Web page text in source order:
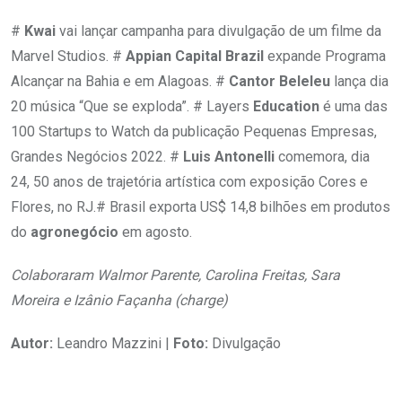
# Kwai vai lançar campanha para divulgação de um filme da
Marvel Studios. # Appian Capital Brazil expande Programa
Alcançar na Bahia e em Alagoas. # Cantor Beleleu lança dia
20 música “Que se exploda”. # Layers Education é uma das
100 Startups to Watch da publicação Pequenas Empresas,
Grandes Negócios 2022. # Luis Antonelli comemora, dia
24, 50 anos de trajetória artística com exposição Cores e
Flores, no RJ.# Brasil exporta US$ 14,8 bilhões em produtos
do agronegócio em agosto.
Colaboraram Walmor Parente, Carolina Freitas, Sara
Moreira e Izânio Façanha (charge)
Autor: Leandro Mazzini | Foto: Divulgação